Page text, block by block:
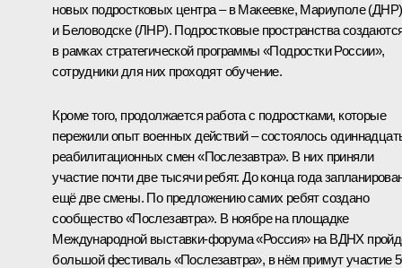
новых подростковых центра – в Макеевке, Мариуполе (ДНР)
и Беловодске (ЛНР). Подростковые пространства
в рамках стратегической программы «Подростки России»,
сотрудники для них проходят обучение.
Кроме того, продолжается работа с подростками, которые
пережили опыт военных действий – состоялось
реабилитационных смен «Послезавтра». В них приняли
участие почти две тысячи ребят. До конца года
ещё две смены. По предложению самих ребят создано
сообщество «Послезавтра». В ноябре на площадке
Международной выставки-форума «Россия» на ВДНХ
большой фестиваль «Послезавтра», в нём примут участие